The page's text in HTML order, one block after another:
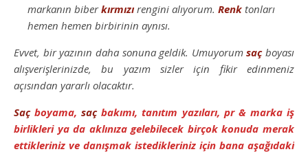
markanın biberkırmızırengini alıyorum. Renk tonları
hemen hemen birbirinin aynısı.
Evvet, bir yazının daha sonuna geldik. Umuyorumsaçboyası
alışverişlerinizde, bu yazım sizler için fikir edinmeniz
açısından yararlı olacaktır.
Saçboyama,saçbakımı, tanıtım yazıları, pr & marka iş
birlikleri ya da aklınıza gelebilecek birçok konuda merak
ettikleriniz ve danışmak istedikleriniz için bana aşağıdaki